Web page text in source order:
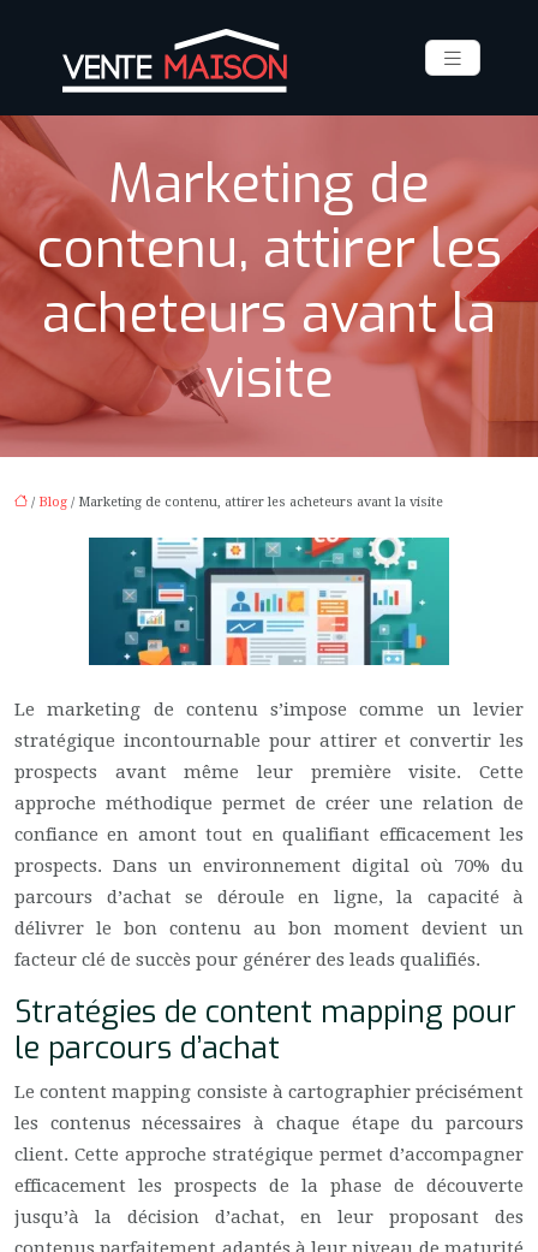
Marketing de
contenu, attirer les
acheteurs avant la
visite
/ Blog / Marketing de contenu, attirer les acheteurs avant la visite
Le marketing de contenu s’impose comme un levier
stratégique incontournable pour attirer et convertir les
prospects avant même leur première visite. Cette
approche méthodique permet de créer une relation de
confiance en amont tout en qualifiant efficacement les
prospects. Dans un environnement digital où 70% du
parcours d’achat se déroule en ligne, la capacité à
délivrer le bon contenu au bon moment devient un
facteur clé de succès pour générer des leads qualifiés.
Stratégies de content mapping pour
le parcours d’achat
Le content mapping consiste à cartographier précisément
les contenus nécessaires à chaque étape du parcours
client. Cette approche stratégique permet d’accompagner
efficacement les prospects de la phase de découverte
jusqu’à la décision d’achat, en leur proposant des